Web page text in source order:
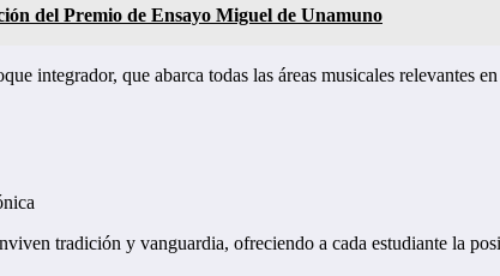
del Premio de Ensayo Miguel de Unamuno
integrador, que abarca todas las áreas musicales relevantes
tradición y vanguardia, ofreciendo a cada estudiante la